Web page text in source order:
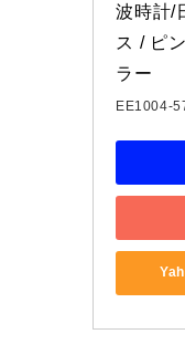
波時計/
ス / ピ
ラー
EE1004-